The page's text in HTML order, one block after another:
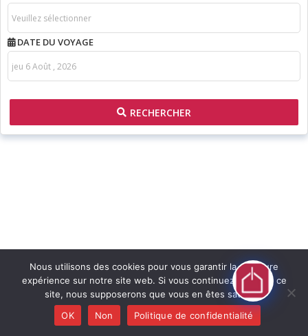
DATE DU VOYAGE
RECHERCHER
Nous utilisons des cookies pour vous garantir la meilleure
expérience sur notre site web. Si vous continuez à utiliser ce
site, nous supposerons que vous en êtes satisfait.
OK
Non Politique de confidentialité